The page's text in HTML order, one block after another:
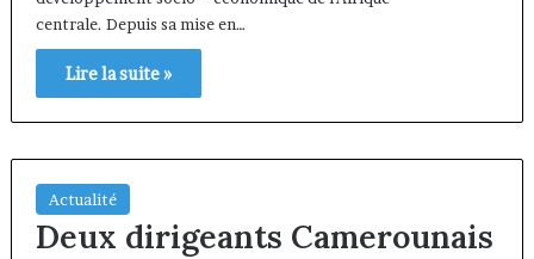
centrale. Depuis sa mise en…
Lire la suite »
Actualité
Deux dirigeants Camerounais